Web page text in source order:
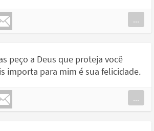
...
peço a Deus que proteja você
importa para mim é sua felicidade.
...